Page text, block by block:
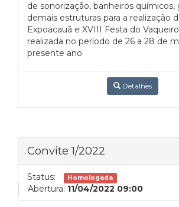
de sonorização, banheiros químicos,
demais estruturas para a realização
Expoacauã e XVIII Festa do
realizada no período de 26 a 28 de
presente ano
Detalhes
Convite 1/2022
Status: Homologada
Abertura: 11/04/2022 09:00